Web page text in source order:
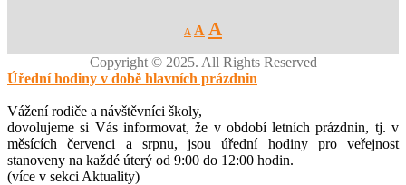
A
Decrease
font
A Reset
font
size.
A
font
size.
Copyright © 2025. All Rights Reserved
Úřední hodiny v době hlavních prázdnin
Vážení rodiče a návštěvníci školy,
dovolujeme si Vás informovat, že v období letních prázdnin, tj. v
měsících červenci a srpnu, jsou úřední hodiny pro veřejnost
stanoveny na každé úterý od 9:00 do 12:00 hodin.
(více v sekci Aktuality)